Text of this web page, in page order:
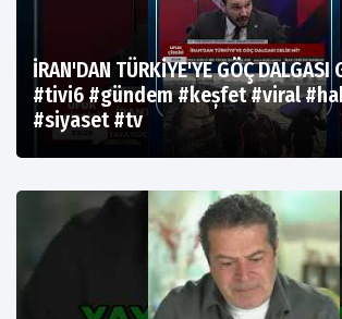
İRAN'DAN TÜRKİYE'YE GÖÇ DALGASI
#tivi6 #gündem #keșfet #viral
#siyaset #tv